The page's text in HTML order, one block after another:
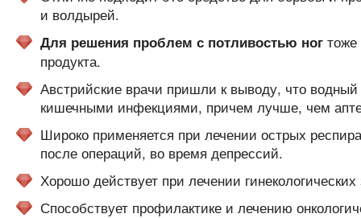
и волдырей.
Для решения проблем с потливостью ногтоже
продукта.
Австрийские врачи пришли к выводу, что
кишечными инфекциями, причем лучше, чем
Широко применяется при лечении острых
после операций, во время депрессий.
Хорошо действует при лечении
Способствует профилактике и лечению